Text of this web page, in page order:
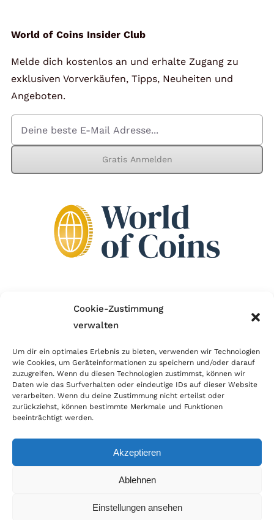
Cookie-Zustimmung
verwalten
Um dir ein optimales Erlebnis zu bieten, verwenden wir Technologien
wie Cookies, um Geräteinformationen zu speichern und/oder darauf
zuzugreifen. Wenn du diesen Technologien zustimmst, können wir
Daten wie das Surfverhalten oder eindeutige IDs auf dieser Website
verarbeiten. Wenn du deine Zustimmung nicht erteilst oder
zurückziehst, können bestimmte Merkmale und Funktionen
beeinträchtigt werden.
Akzeptieren
Ablehnen
Einstellungen ansehen
Kontakt
Mein Konto
Warenkorb
World of Coins Insider Club
Melde dich kostenlos an und erhalte Zugang zu
exklusiven Vorverkäufen, Tipps, Neuheiten und
Angeboten.
Gratis Anmelden
Wir sind Mitglied im Händlerbund!
erfolgreichen E-Commerce ein. Auch wir sind wie
viele Onlineshops im Netz Mitglied im Händlerbund
und unterstützen fairen Onlinehandel.
© Copyright 2026 | World of Coins |Impressum|Datenschutz|Cookie
|Zahlung & Versand